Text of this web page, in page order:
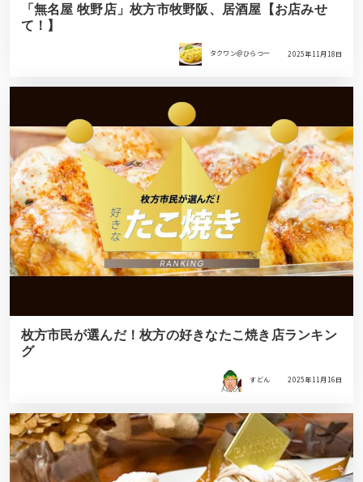
「無名屋 牧野店」枚方市牧野阪、居酒屋【お店みせ
て！】
タクワン＠ひらつー 2025年11月18日
枚方市民が選んだ！枚方の好きなたこ焼き店ランキン
グ
すどん 2025年11月16日